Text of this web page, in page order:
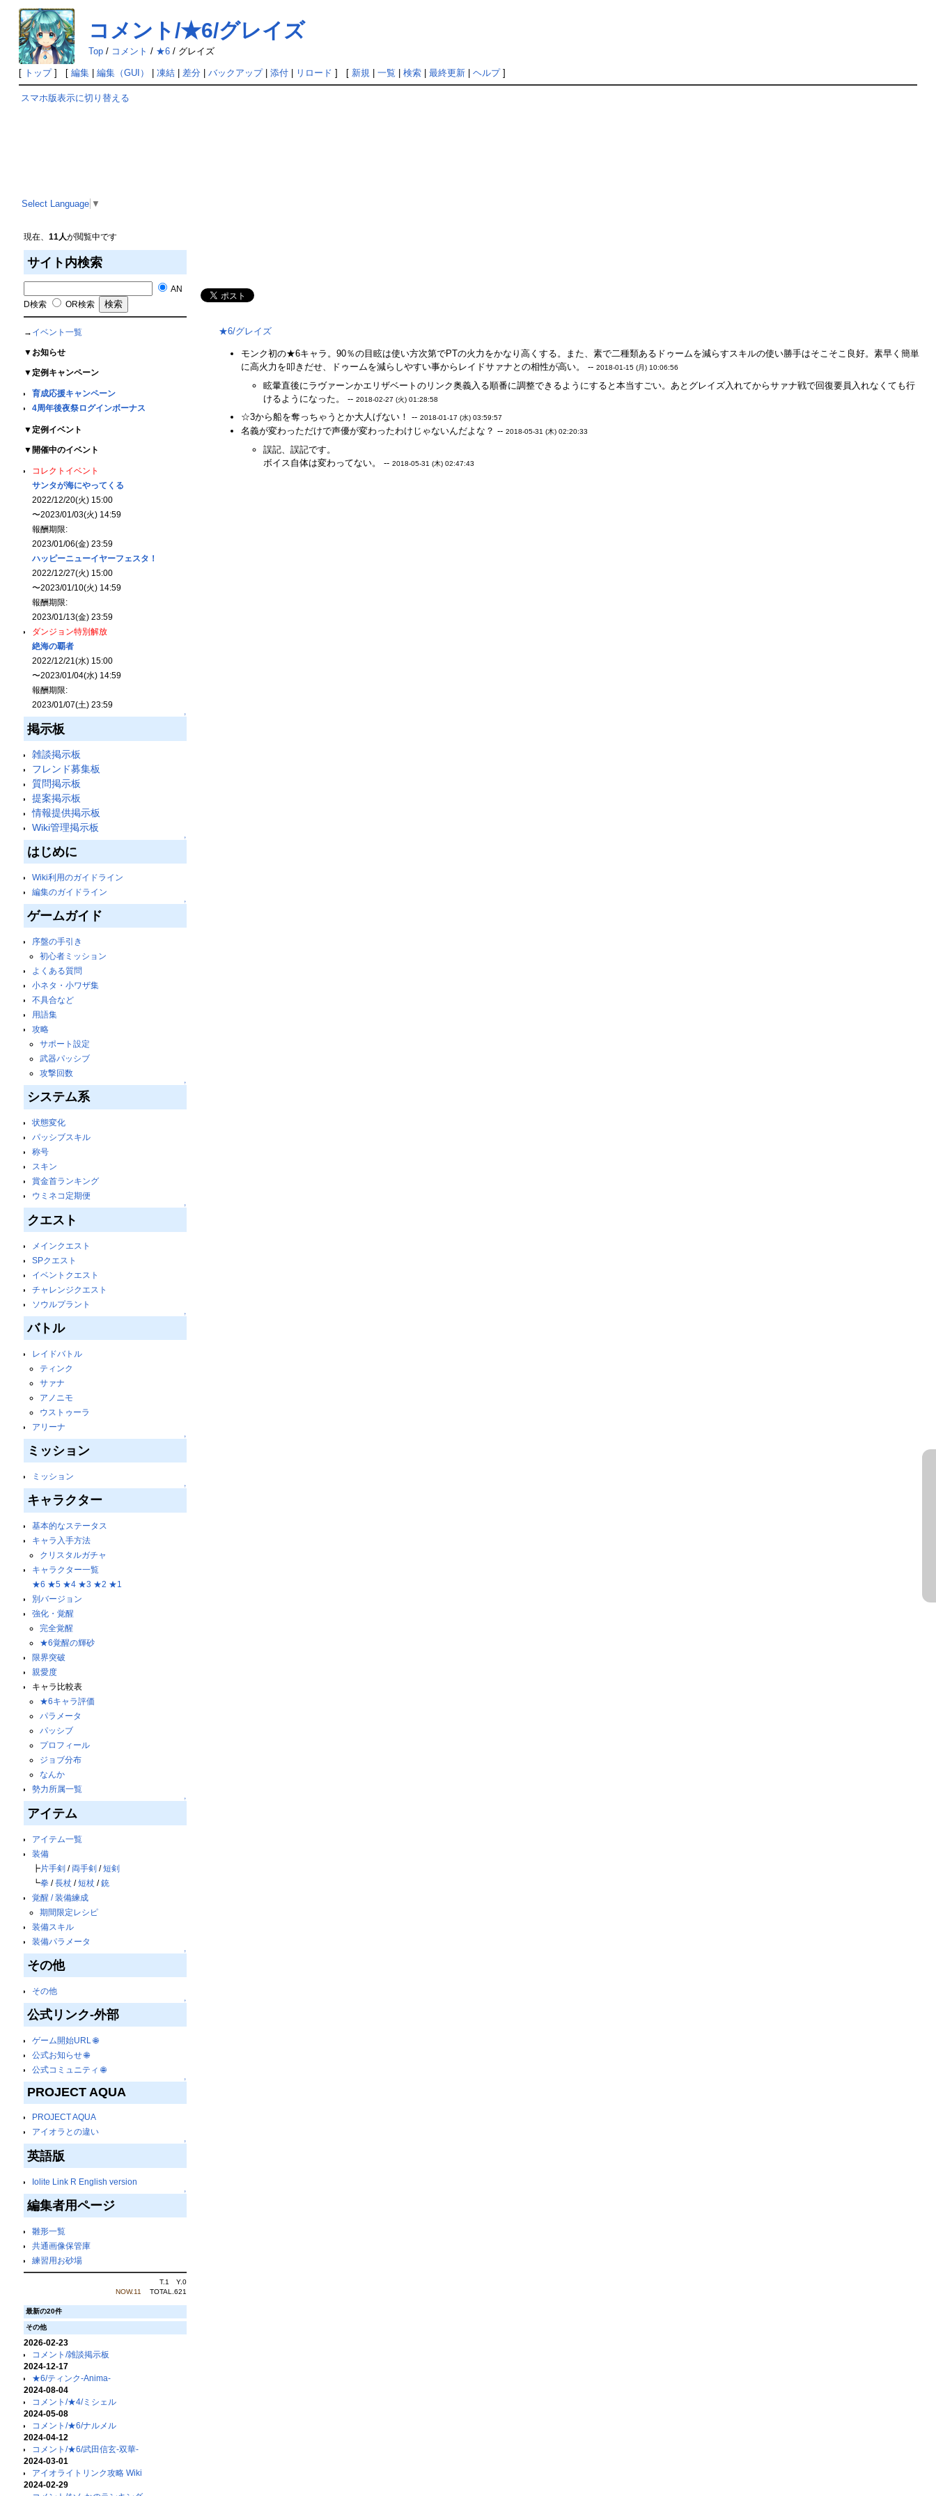
コメント/★6/グレイズ
Top/ コメント / ★6/ グレイズ
[ トップ] [ 編集| 編集（GUI） 凍結| 差分| バックアップ| 添付| リロード ] [ 新規| 一覧 検索| 最終更新| ヘルプ]
スマホ版表示に切り替える
Select Language ▼
現在、 11人が閲覧中です
サイト内検索
AN
D検索
OR検索
→ イベント一覧
▼ お知らせ
▼ 定例キャンペーン
育成応援キャンペーン
4周年後夜祭ログインボーナス
▼ 定例イベント
▼ 開催中のイベント
コレクトイベント
サンタが海にやってくる
2022/12/20(火) 15:00
〜2023/01/03(火) 14:59
報酬期限:
2023/01/06(金) 23:59
ハッピーニューイヤーフェスタ！
2022/12/27(火) 15:00
〜2023/01/10(火) 14:59
報酬期限:
2023/01/13(金) 23:59
ダンジョン特別解放
絶海の覇者
2022/12/21(水) 15:00
〜2023/01/04(水) 14:59
報酬期限:
2023/01/07(土) 23:59
↑
掲示板
雑談掲示板
フレンド募集板
質問掲示板
提案掲示板
情報提供掲示板
Wiki管理掲示板
↑
はじめに
Wiki利用のガイドライン
編集のガイドライン
↑
ゲームガイド
序盤の手引き
初心者ミッション
よくある質問
小ネタ・小ワザ集
不具合など
用語集
攻略
サポート設定
武器パッシブ
攻撃回数
↑
システム系
状態変化
パッシブスキル
称号
スキン
賞金首ランキング
ウミネコ定期便
↑
クエスト
メインクエスト
SPクエスト
イベントクエスト
チャレンジクエスト
ソウルプラント
↑
バトル
レイドバトル
ティンク
サァナ
アノニモ
ウストゥーラ
アリーナ
↑
ミッション
ミッション
↑
キャラクター
基本的なステータス
キャラ入手方法
クリスタルガチャ
キャラクター一覧
★6 ★5 ★4 ★3 ★2 ★1
別バージョン
強化・覚醒
完全覚醒
★6覚醒の輝砂
限界突破
親愛度
キャラ比較表
★6キャラ評価
パラメータ
パッシブ
プロフィール
ジョブ分布
なんか
勢力所属一覧
↑
アイテム
アイテム一覧
装備
┣片手剣 / 両手剣 /短剣
┗拳/長杖 /短杖 /銃
覚醒 / 装備練成
期間限定レシピ
装備スキル
装備パラメータ
↑
その他
その他
↑
公式リンク-外部
ゲーム開始URL
🌐
公式お知らせ🌐
公式コミュニティ 🌐
↑
PROJECT AQUA
PROJECT AQUA
アイオラとの違い
↑
英語版
Iolite Link R English version
↑
編集者用ページ
雛形一覧
共通画像保管庫
練習用お砂場
T.1 Y.0
NOW.11
TOTAL.621
最新の20件
その他
2026-02-23
コメント/雑談掲示板
2024-12-17
★6/ティンク-Anima-
2024-08-04
コメント/★4/ミシェル
2024-05-08
コメント/★6/ナルメル
2024-04-12
コメント/★6/武田信玄-双華-
2024-03-01
アイオライトリンク攻略 Wiki
2024-02-29
★6/グレイズ
モンク初の★6キャラ。90％の目眩は使い方次第でPTの火力をかなり高くする。また、素で二種類あるドゥームを減らすスキルの使い勝手はそこそこ良好。素早く簡単
に高火力を叩きだせ、ドゥームを減らしやすい事からレイドサァナとの相性が高い。 -- 2018-01-15 (月) 10:06:56
眩暈直後にラヴァーンかエリザベートのリンク奥義入る順番に調整できるようにすると本当すごい。あとグレイズ入れてからサァナ戦で回復要員入れなくても行
けるようになった。 -- 2018-02-27 (火) 01:28:58
☆3から船を奪っちゃうとか大人げない！ -- 2018-01-17 (水) 03:59:57
名義が変わっただけで声優が変わったわけじゃないんだよな？ -- 2018-05-31 (木) 02:20:33
誤記、誤記です。
ボイス自体は変わってない。 -- 2018-05-31 (木) 02:47:43